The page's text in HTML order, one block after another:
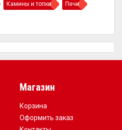
Камины и топки
Печи
Магазин
Корзина
Оформить заказ